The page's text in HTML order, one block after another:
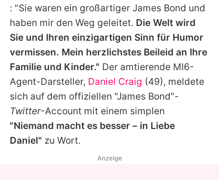
: "Sie waren ein großartiger James Bond und
haben mir den Weg geleitet. Die Welt wird
Sie und Ihren einzigartigen Sinn für Humor
vermissen. Mein herzlichstes Beileid an Ihre
Familie und Kinder." Der amtierende MI6-
Agent-Darsteller, Daniel Craig (49), meldete
sich auf dem offiziellen "James Bond"-
Twitter-Account mit einem simplen
"Niemand macht es besser – in Liebe
Daniel" zu Wort.
Anzeige